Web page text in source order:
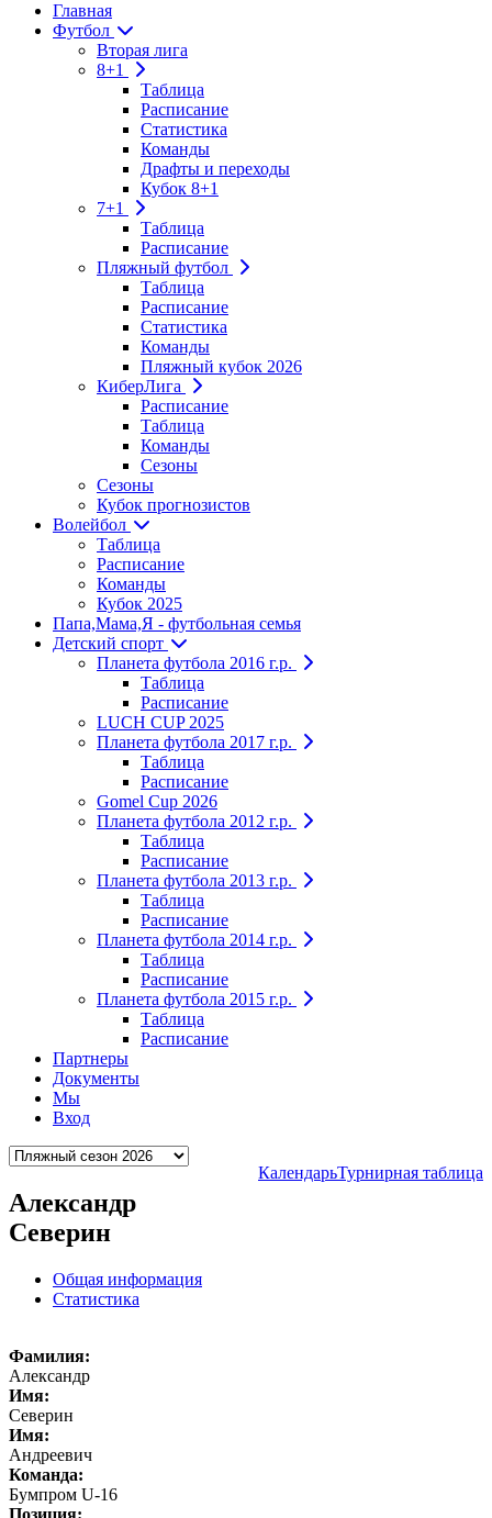
Главная
Футбол
Вторая лига
8+1
Таблица
Расписание
Статистика
Команды
Драфты и переходы
Кубок 8+1
7+1
Таблица
Расписание
Пляжный футбол
Таблица
Расписание
Статистика
Команды
Пляжный кубок 2026
КиберЛига
Расписание
Таблица
Команды
Сезоны
Сезоны
Кубок прогнозистов
Волейбол
Таблица
Расписание
Команды
Кубок 2025
Папа,Мама,Я - футбольная семья
Детский спорт
Планета футбола 2016 г.р.
Таблица
Расписание
LUCH CUP 2025
Планета футбола 2017 г.р.
Таблица
Расписание
Gomel Cup 2026
Планета футбола 2012 г.р.
Таблица
Расписание
Планета футбола 2013 г.р.
Таблица
Расписание
Планета футбола 2014 г.р.
Таблица
Расписание
Планета футбола 2015 г.р.
Таблица
Расписание
Партнеры
Документы
Мы
Вход
КалендарьТурнирная таблица
Александр
Северин
Общая информация
Статистика
Фамилия:
Александр
Имя:
Северин
Имя:
Андреевич
Команда:
Бумпром U-16
Позиция: